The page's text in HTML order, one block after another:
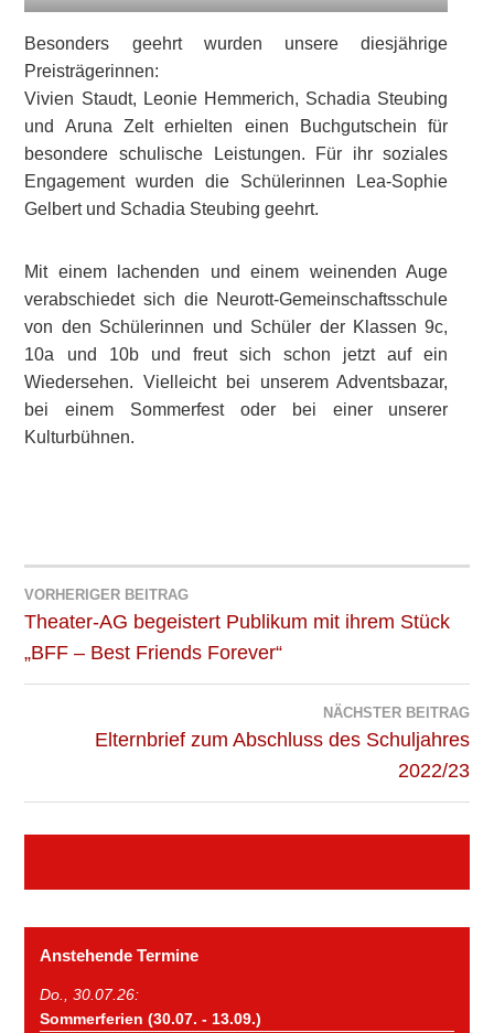
Besonders geehrt wurden unsere diesjährige
Preisträgerinnen:
Vivien Staudt, Leonie Hemmerich, Schadia Steubing
und Aruna Zelt erhielten einen Buchgutschein für
besondere schulische Leistungen. Für ihr soziales
Engagement wurden die Schülerinnen Lea-Sophie
Gelbert und Schadia Steubing geehrt.
Mit einem lachenden und einem weinenden Auge
verabschiedet sich die Neurott-Gemeinschaftsschule
von den Schülerinnen und Schüler der Klassen 9c,
10a und 10b und freut sich schon jetzt auf ein
Wiedersehen. Vielleicht bei unserem Adventsbazar,
bei einem Sommerfest oder bei einer unserer
Kulturbühnen.
Beitragsnavigation
VORHERIGER BEITRAG
Theater-AG begeistert Publikum mit ihrem Stück
„BFF – Best Friends Forever“
NÄCHSTER BEITRAG
Elternbrief zum Abschluss des Schuljahres
2022/23
Anstehende Termine
Do., 30.07.26:
Sommerferien (30.07. - 13.09.)